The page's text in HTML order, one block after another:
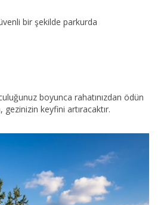
bir şekilde parkurda
boyunca rahatınızdan ödün
keyfini artıracaktır.